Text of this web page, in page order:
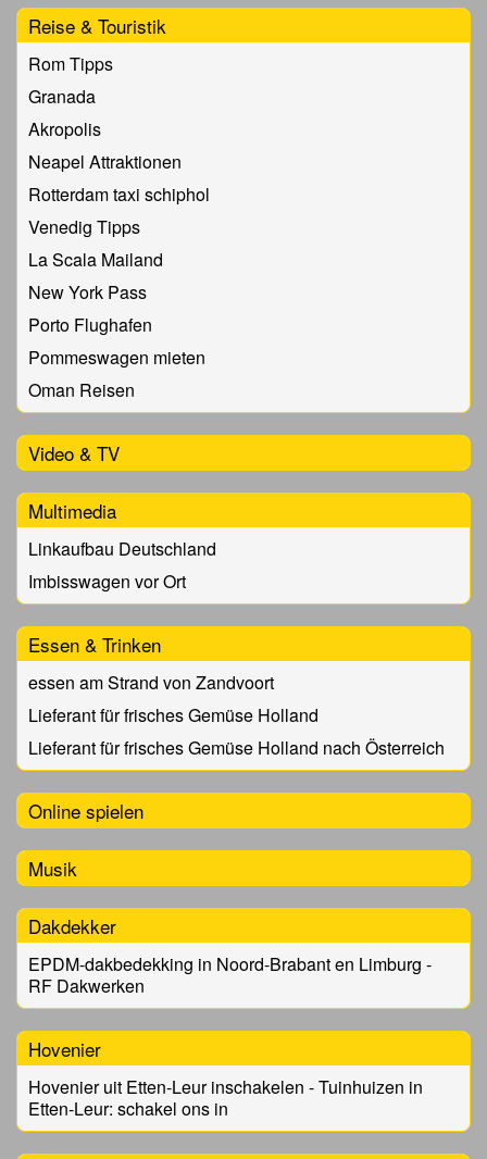
Reise & Touristik
Rom Tipps
Granada
Akropolis
Neapel Attraktionen
Rotterdam taxi schiphol
Venedig Tipps
La Scala Mailand
New York Pass
Porto Flughafen
Pommeswagen mieten
Oman Reisen
Video & TV
Multimedia
Linkaufbau Deutschland
Imbisswagen vor Ort
Essen & Trinken
essen am Strand von Zandvoort
Lieferant für frisches Gemüse Holland
Lieferant für frisches Gemüse Holland nach Österreich
Online spielen
Musik
Dakdekker
EPDM-dakbedekking in Noord-Brabant en Limburg -
RF Dakwerken
Hovenier
Hovenier uit Etten-Leur inschakelen - Tuinhuizen in
Etten-Leur: schakel ons in